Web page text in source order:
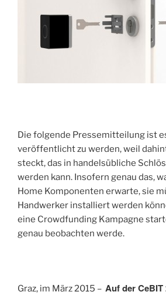
Die folgende Pressemitteilung ist
veröffentlicht zu werden, weil
steckt, das in handelsübliche
werden kann. Insofern genau das,
Home Komponenten erwarte, sie
Handwerker installiert werden
eine Crowdfunding Kampagne
genau beobachten werde.
Graz, im März 2015 – Auf der